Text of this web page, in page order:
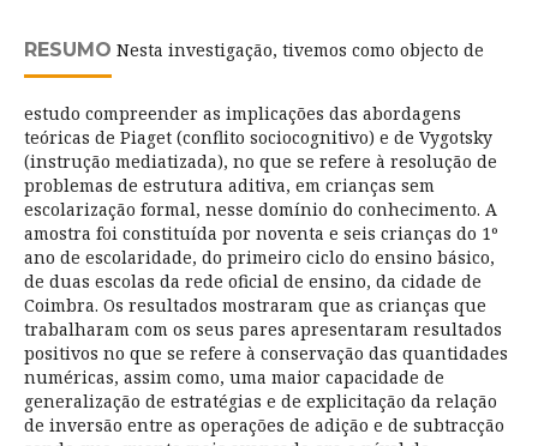
RESUMO Nesta investigação, tivemos como objecto de
estudo compreender as implicações das abordagens
teóricas de Piaget (conflito sociocognitivo) e de Vygotsky
(instrução mediatizada), no que se refere à resolução de
problemas de estrutura aditiva, em crianças sem
escolarização formal, nesse domínio do conhecimento. A
amostra foi constituída por noventa e seis crianças do 1º
ano de escolaridade, do primeiro ciclo do ensino básico,
de duas escolas da rede oficial de ensino, da cidade de
Coimbra. Os resultados mostraram que as crianças que
trabalharam com os seus pares apresentaram resultados
positivos no que se refere à conservação das quantidades
numéricas, assim como, uma maior capacidade de
generalização de estratégias e de explicitação da relação
de inversão entre as operações de adição e de subtracção